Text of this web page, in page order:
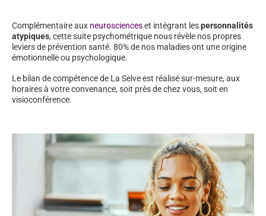
Complémentaire aux neuroscienceset intégrant lespersonnalités
atypiques, cette suite psychométrique nous révèle nos propres
leviers de prévention santé. 80% de nos maladies ont une origine
émotionnelle ou psychologique.
Le bilan de compétence de La Selve est réalisé sur-mesure, aux
horaires à votre convenance, soit près de chez vous, soit en
visioconférence.